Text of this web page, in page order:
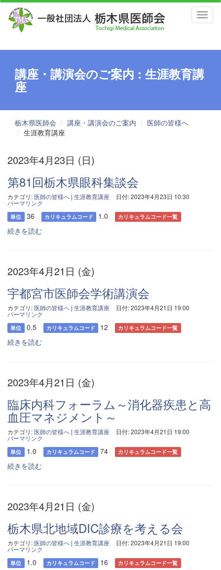
講座・講演会のご案内 : 生涯教育講
座
栃木県医師会 講座・講演会のご案内
医師の皆様へ
生涯教育講座
2023年4月23日 (日)
第81回栃木県眼科集談会
カテゴリ:医師の皆様へ | 生涯教育講座 日付: 2023年4月23日 10:30
パーマリンク
単位 36 カリキュラムコード 1.0 カリキュラムコード一覧
続きを読む
2023年4月21日 (金)
宇都宮市医師会学術講演会
カテゴリ:医師の皆様へ | 生涯教育講座 日付: 2023年4月21日 19:00
パーマリンク
単位 0.5 カリキュラムコード 12 カリキュラムコード一覧
続きを読む
2023年4月21日 (金)
臨床内科フォーラム～消化器疾患と高
血圧マネジメント～
カテゴリ:医師の皆様へ | 生涯教育講座 日付: 2023年4月21日 19:00
パーマリンク
単位 1.0 カリキュラムコード 74 カリキュラムコード一覧
続きを読む
2023年4月21日 (金)
栃木県北地域DIC診療を考える会
カテゴリ:医師の皆様へ | 生涯教育講座 日付: 2023年4月21日 19:00
パーマリンク
単位 1.0 カリキュラムコード 16 カリキュラムコード一覧